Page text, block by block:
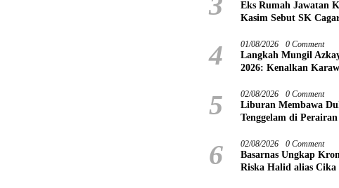
Eks Rumah Jawatan
Kasim Sebut SK
4 01/08/2026 0 Comment
Langkah Mungil
2026: Kenalkan
5 02/08/2026 0 Comment
Liburan Membawa
Tenggelam di
6 02/08/2026 0 Comment
Basarnas Ungkap
Riska Halid alias Cika